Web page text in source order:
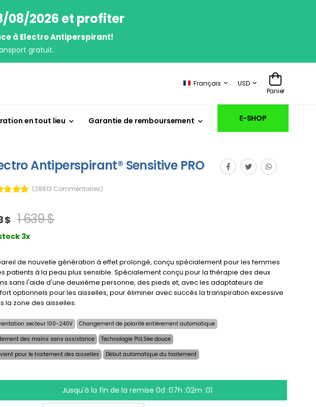
08/2026 et profiter
à Electro Antiperspirant!
gratuit.
Français
USD
Panier
en tout lieu Garantie de remboursement E-SHOP
Antiperspirant® Sensitive PRO
(28613 Commentaires)
$ 1 639 $
3x
de nouvelle génération à effet prolongé, conçu spécialement pour les femmes
patients à la peau plus sensible. Spécialement conçu pour la thérapie des deux
sans l'aide d'une deuxième personne, des pieds et, avec les adaptateurs de
optionnels pour les aisselles, pour éliminer avec succès la transpiration excessive
la zone des aisselles.
secteur 100-240V
Changement de polarité entièrement automatique
des mains sans assistance
Technologie PULSée douce
pour le traitement des aisselles
Début automatique du traitement
Jusqu'à la fin de la remise 0d :07h :02m :00